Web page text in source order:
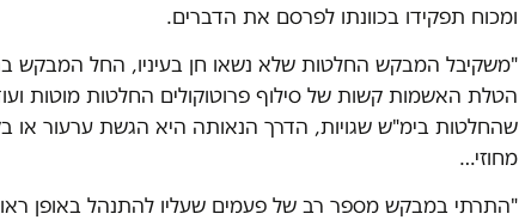
ומכוח תפקידו בכוונתו לפרסם את הדברים.
"משקיבל המבקש החלטות שלא נשאו חן בעיניו, החל המבקש
הטלת האשמות קשות של סילוף פרוטוקולים החלטות מוטות
שהחלטות בימ"ש שגויות, הדרך הנאותה היא הגשת ערעור או
מחוזי…
"התרתי במבקש מספר רב של פעמים שעליו להתנהל באופן ראוי